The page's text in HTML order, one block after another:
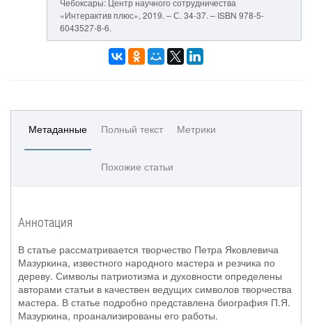
Чебоксары: Центр научного сотрудничества
«Интерактив плюс», 2019. – С. 34-37. – ISBN 978-5-
6043527-8-6.
Метаданные Полный текст Метрики
Похожие статьи
Аннотация
В статье рассматривается творчество Петра Яковлевича
Мазуркина, известного народного мастера и резчика по
дереву. Символы патриотизма и духовности определены
авторами статьи в качествен ведущих символов творчества
мастера. В статье подробно представлена биография П.Я.
Мазуркина, проанализированы его работы.